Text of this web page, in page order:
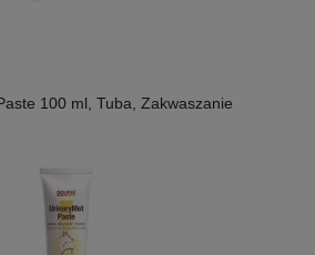
100 ml, Tuba, Zakwaszanie